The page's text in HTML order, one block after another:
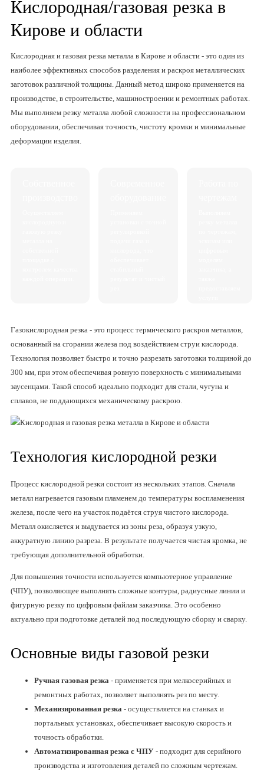
Кислородная/газовая резка в
Кирове и области
Кислородная и газовая резка металла в Кирове и области - это один из
наиболее эффективных способов разделения и раскроя металлических
заготовок различной толщины. Данный метод широко применяется на
производстве, в строительстве, машиностроении и ремонтных работах.
Мы выполняем резку металла любой сложности на профессиональном
оборудовании, обеспечивая точность, чистоту кромки и минимальные
деформации изделия.
Газокислородная резка - это процесс термического раскроя металлов,
основанный на сгорании железа под воздействием струи кислорода.
Технология позволяет быстро и точно разрезать заготовки толщиной до
300 мм, при этом обеспечивая ровную поверхность с минимальными
заусенцами. Такой способ идеально подходит для стали, чугуна и
сплавов, не поддающихся механическому раскрою.
Технология кислородной резки
Процесс кислородной резки состоит из нескольких этапов. Сначала
металл нагревается газовым пламенем до температуры воспламенения
железа, после чего на участок подаётся струя чистого кислорода.
Металл окисляется и выдувается из зоны реза, образуя узкую,
аккуратную линию разреза. В результате получается чистая кромка, не
требующая дополнительной обработки.
Для повышения точности используется компьютерное управление
(ЧПУ), позволяющее выполнять сложные контуры, радиусные линии и
фигурную резку по цифровым файлам заказчика. Это особенно
актуально при подготовке деталей под последующую сборку и сварку.
Основные виды газовой резки
Ручная газовая резка - применяется при мелкосерийных и
ремонтных работах, позволяет выполнять рез по месту.
Механизированная резка - осуществляется на станках и
портальных установках, обеспечивает высокую скорость и
точность обработки.
Автоматизированная резка с ЧПУ - подходит для серийного
производства и изготовления деталей по сложным чертежам.